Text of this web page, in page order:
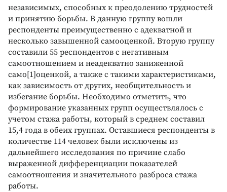
независимых, способных к преодолению трудностей
и принятию борьбы. В данную группу вошли
респонденты преимущественно с адекватной и
несколько завышенной самооценкой. Вторую группу
составили 55 респондентов с негативным
самоотношением и неадекватно заниженной
само[1]оценкой, а также с такими характеристиками,
как зависимость от других, необщительность и
избегание борьбы. Необходимо отметить, что
формирование указанных групп осуществлялось с
учетом стажа работы, который в среднем составил
15,4 года в обеих группах. Оставшиеся респонденты в
количестве 114 человек были исключены из
дальнейшего исследования по причине слабо
выраженной дифференциации показателей
самоотношения и значительного разброса стажа
работы.